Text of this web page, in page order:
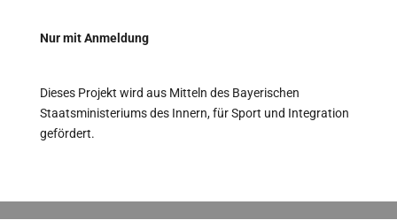
Nur mit Anmeldung
Dieses Projekt wird aus Mitteln des Bayerischen
Staatsministeriums des Innern, für Sport und Integration
gefördert.